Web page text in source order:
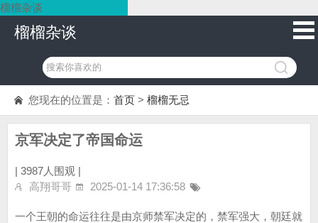
榴榴杂谈
榴榴杂谈
您现在的位置是： 首页 > 榴榴无忌
京军决定了帝国命运
| 3987人围观 |
高翔哥哥
2025-01-14 17:36:58
一个王朝的命运往往是由京师禁军决定的，禁军强大，朝廷就